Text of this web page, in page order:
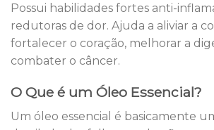
Possui habilidades fortes anti-
redutoras de dor. Ajuda a aliviar a
fortalecer o coração, melhorar a
combater o câncer.
O Que é um Óleo Essencial?
Um óleo essencial é basicamente